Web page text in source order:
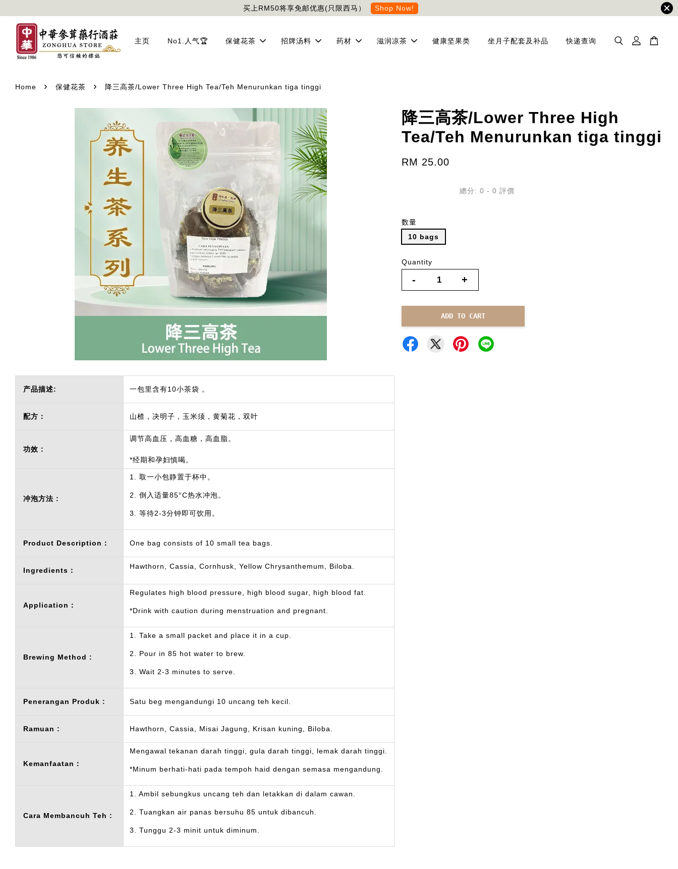
买上RM50将享免邮优惠(只限西马） Shop Now!
主页 No1.人气🏆 保健花茶 招牌汤料 药材 滋润凉茶 健康坚果类 坐月子配套及补品 快递查询
Home › 保健花茶 › 降三高茶/Lower Three High Tea/Teh Menurunkan tiga tinggi
降三高茶/Lower Three High
Tea/Teh Menurunkan tiga tinggi
RM 25.00
總分:0 -0 評價
数量
10 bags
Quantity
- +
ADD TO CART
产品描述: 一包里含有10小茶袋 。
配方： 山楂，决明子，玉米须，黄菊花，双叶
功效 :
调节高血压，高血糖，高血脂。
*经期和孕妇慎喝。
冲泡方法 :
1. 取一小包静置于杯中。
2. 倒入适量85°C热水冲泡。
3. 等待2-3分钟即可饮用。
Product Description： One bag consists of 10 small tea bags.
Ingredients： Hawthorn, Cassia, Cornhusk, Yellow Chrysanthemum, Biloba.
Application：
Regulates high blood pressure, high blood sugar, high blood fat.
*Drink with caution during menstruation and pregnant.
Brewing Method :
1. Take a small packet and place it in a cup.
2. Pour in 85 hot water to brew.
3. Wait 2-3 minutes to serve.
Penerangan Produk : Satu beg mengandungi 10 uncang teh kecil.
Ramuan : Hawthorn, Cassia, Misai Jagung, Krisan kuning, Biloba.
Kemanfaatan：
Mengawal tekanan darah tinggi, gula darah tinggi, lemak darah tinggi.
*Minum berhati-hati pada tempoh haid dengan semasa mengandung.
Cara Membancuh Teh :
1. Ambil sebungkus uncang teh dan letakkan di dalam cawan.
2. Tuangkan air panas bersuhu 85 untuk dibancuh.
3. Tunggu 2-3 minit untuk diminum.